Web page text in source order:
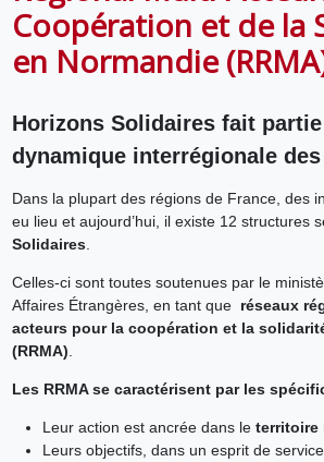
Coopération et de la
en Normandie
Horizons Solidaires fait
dynamique interrégionale des
Dans la plupart des régions de France, des
eu lieu et aujourd’hui, il existe 12 structures
Solidaires.
Celles-ci sont toutes soutenues par le
Affaires Étrangères, en tant que réseaux
acteurs pour la coopération et la
(RRMA)
Les RRMA se caractérisent par les
Leur action est ancrée dans le territoire
Leurs objectifs, dans un esprit de